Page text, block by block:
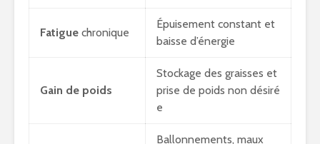
Fatigue chronique
Épuisement constant et
baisse d’énergie
Gain de poids
Stockage des graisses et
prise de poids non désiré
e
Ballonnements, maux